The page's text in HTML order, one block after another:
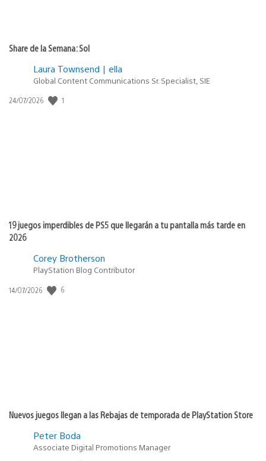
Share de la Semana: Sol
Laura Townsend | ella
Global Content Communications Sr. Specialist, SIE
Fecha
24/07/2026 1
19 juegos imperdibles de PS5 que llegarán a tu pantalla más tarde en
2026
Corey Brotherson
PlayStation Blog Contributor
Fecha
14/07/2026 6
Nuevos juegos llegan a las Rebajas de temporada de PlayStation Store
Peter Boda
Associate Digital Promotions Manager